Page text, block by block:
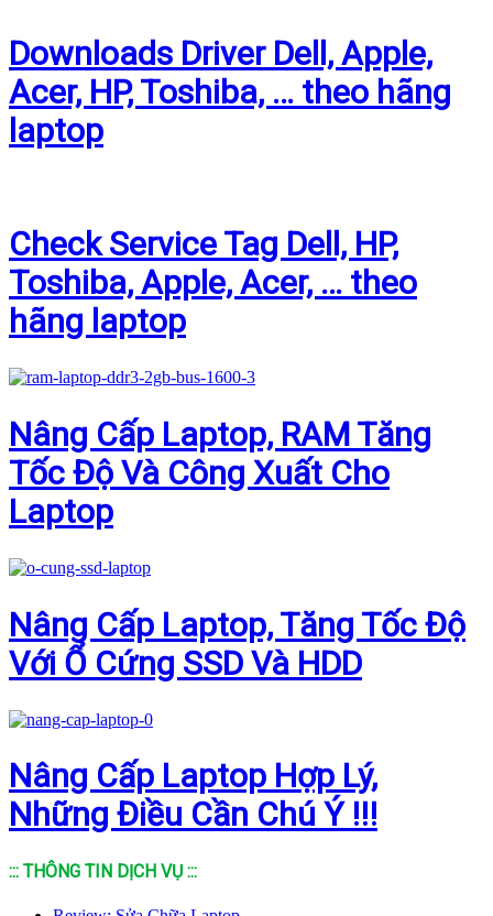
Downloads Driver Dell, Apple,
Acer, HP, Toshiba, … theo hãng
laptop
Check Service Tag Dell, HP,
Toshiba, Apple, Acer, … theo
hãng laptop
Nâng Cấp Laptop, RAM Tăng
Tốc Độ Và Công Xuất Cho
Laptop
Nâng Cấp Laptop, Tăng Tốc Độ
Với Ổ Cứng SSD Và HDD
Nâng Cấp Laptop Hợp Lý,
Những Điều Cần Chú Ý !!!
::: THÔNG TIN DỊCH VỤ :::